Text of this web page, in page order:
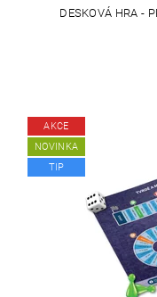
DESKOVÁ HRA -
AKCE
NOVINKA
TIP